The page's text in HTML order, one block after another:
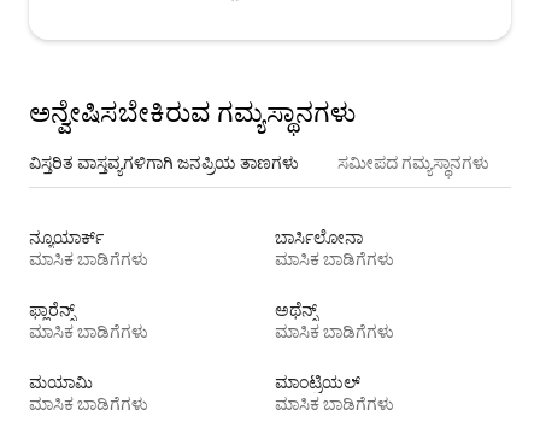
ಅನ್ವೇಷಿಸಬೇಕಿರುವ ಗಮ್ಯಸ್ಥಾನಗಳು
ವಿಸ್ತರಿತ ವಾಸ್ತವ್ಯಗಳಿಗಾಗಿ ಜನಪ್ರಿಯ ತಾಣಗಳು ಸಮೀಪದ ಗಮ್ಯಸ್ಥಾನಗಳು
ನ್ಯೂಯಾರ್ಕ್
ಮಾಸಿಕ ಬಾಡಿಗೆಗಳು
ಬಾರ್ಸಿಲೋನಾ
ಮಾಸಿಕ ಬಾಡಿಗೆಗಳು
ಫ್ಲಾರೆನ್ಸ್
ಮಾಸಿಕ ಬಾಡಿಗೆಗಳು
ಅಥೆನ್ಸ್
ಮಾಸಿಕ ಬಾಡಿಗೆಗಳು
ಮಯಾಮಿ
ಮಾಸಿಕ ಬಾಡಿಗೆಗಳು
ಮಾಂಟ್ರಿಯಲ್
ಮಾಸಿಕ ಬಾಡಿಗೆಗಳು